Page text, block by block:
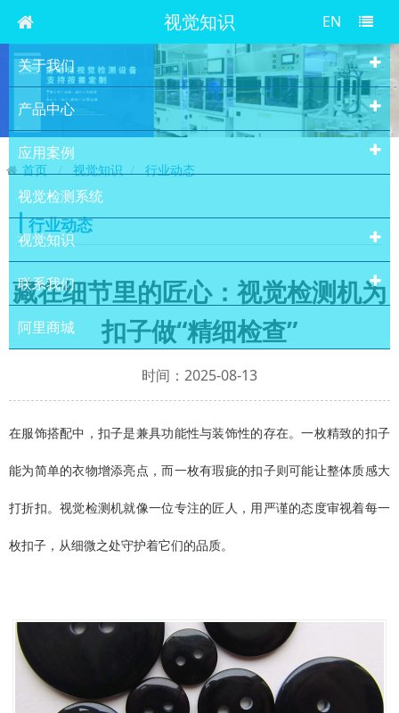
视觉知识 EN
关于我们
产品中心
应用案例
视觉检测系统
视觉知识
联系我们
阿里商城
首页 视觉知识 行业动态
行业动态
藏在细节里的匠心：视觉检测机为
扣子做“精细检查”
时间：2025-08-13
在服饰搭配中，扣子是兼具功能性与装饰性的存在。一枚精致的扣子
能为简单的衣物增添亮点，而一枚有瑕疵的扣子则可能让整体质感大
打折扣。视觉检测机就像一位专注的匠人，用严谨的态度审视着每一
枚扣子，从细微之处守护着它们的品质。